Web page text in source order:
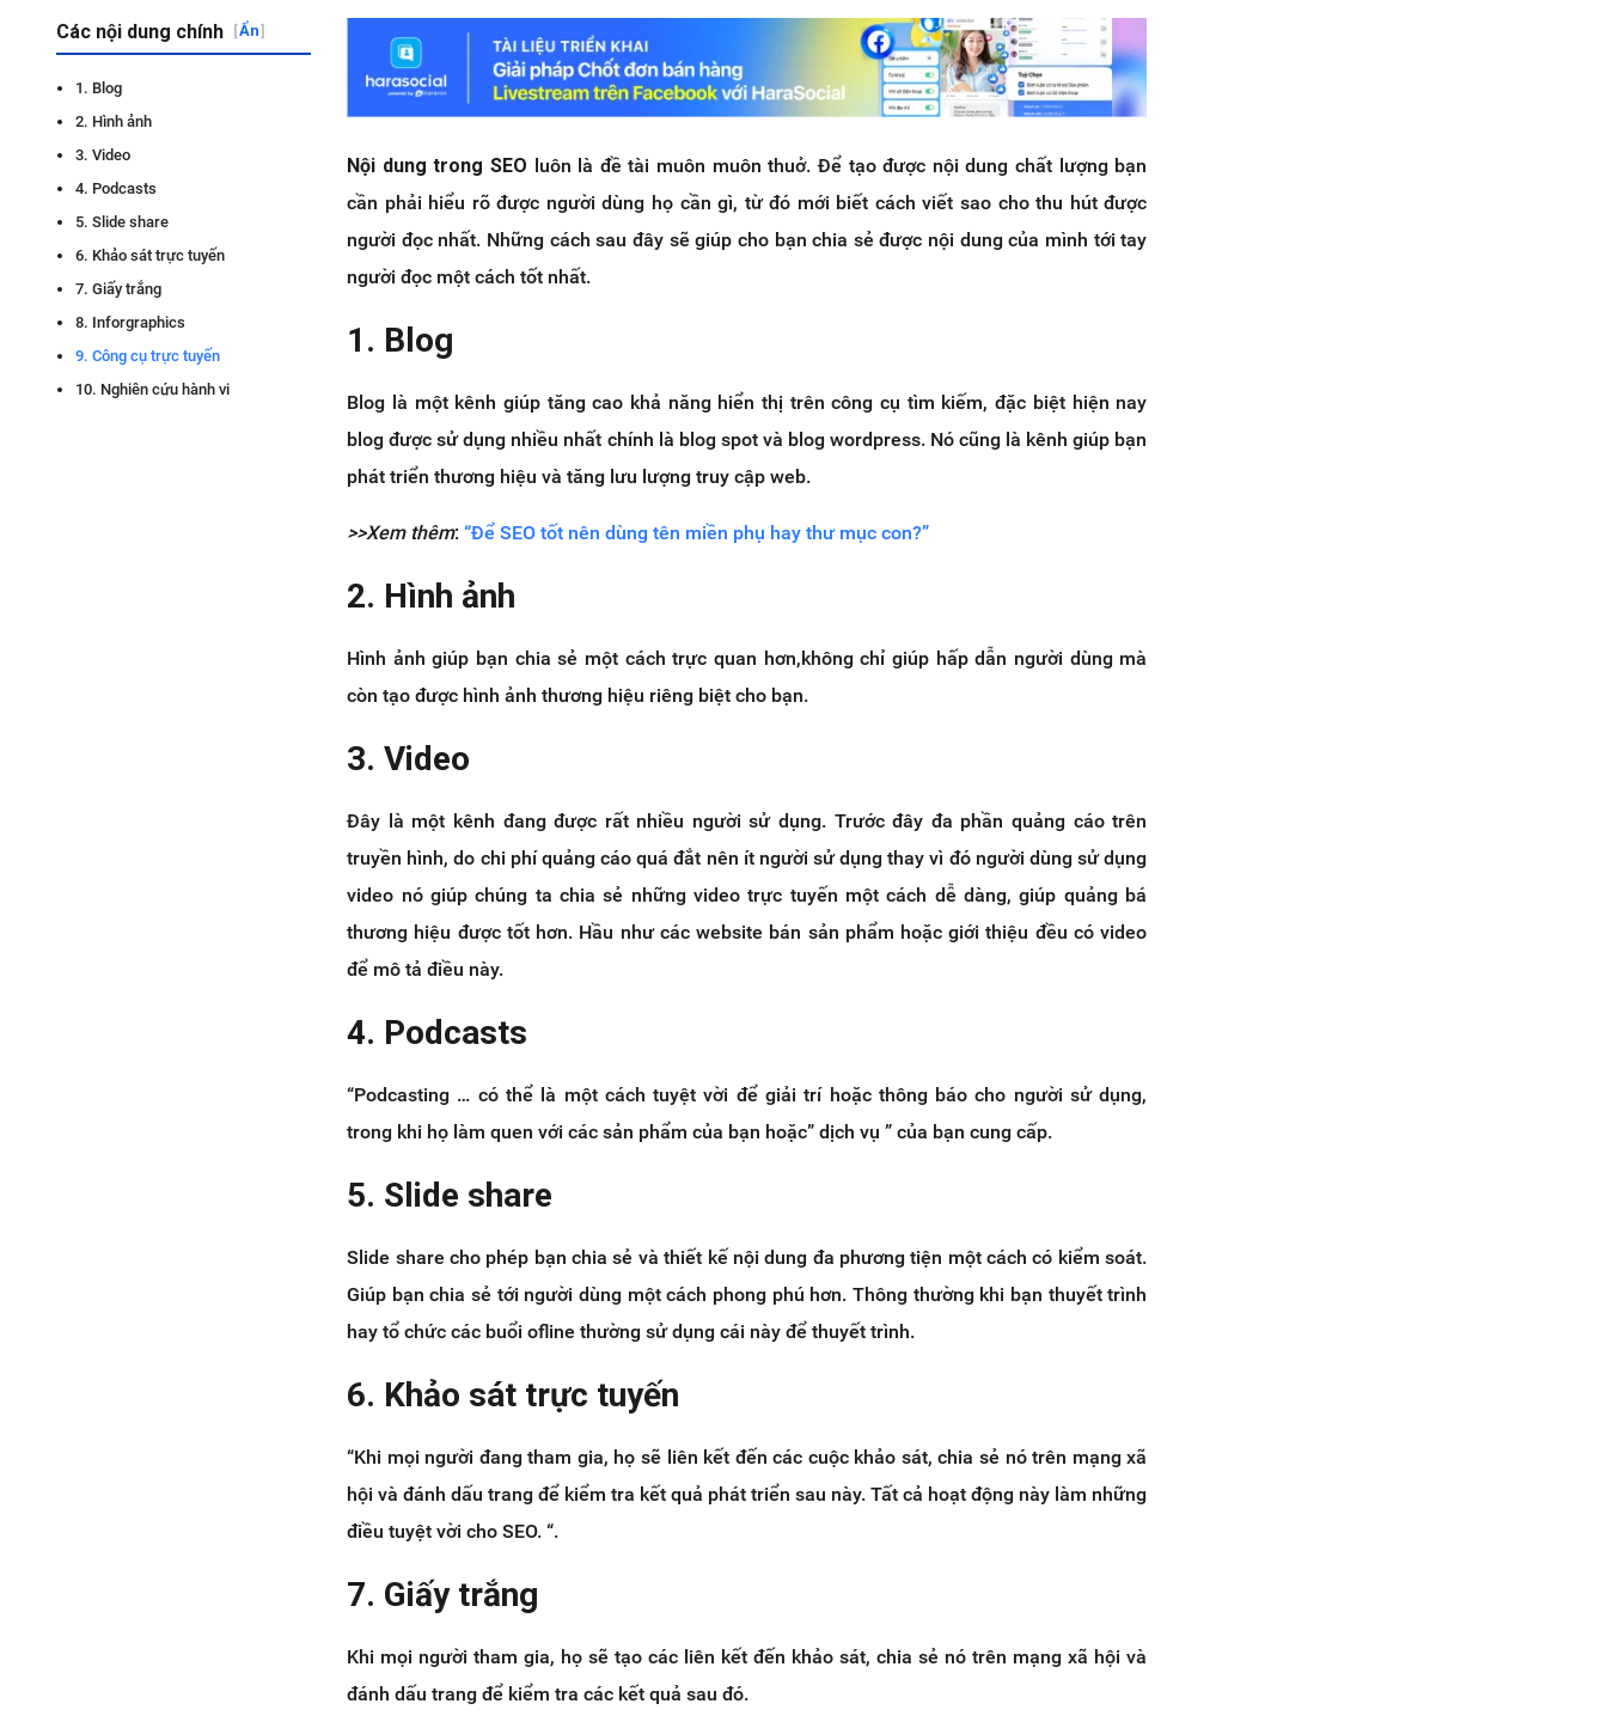
Các nội dung chính [Ẩn]
1. Blog
2. Hình ảnh
3. Video
4. Podcasts
5. Slide share
6. Khảo sát trực tuyến
7. Giấy trắng
8. Inforgraphics
9. Công cụ trực tuyến
10. Nghiên cứu hành vi
Nội dung trong SEO luôn là đề tài muôn muôn thuở. Để tạo được nội dung chất lượng bạn
cần phải hiểu rõ được người dùng họ cần gì, từ đó mới biết cách viết sao cho thu hút được
người đọc nhất. Những cách sau đây sẽ giúp cho bạn chia sẻ được nội dung của mình tới tay
người đọc một cách tốt nhất.
1. Blog
Blog là một kênh giúp tăng cao khả năng hiển thị trên công cụ tìm kiếm, đặc biệt hiện nay
blog được sử dụng nhiều nhất chính là blog spot và blog wordpress. Nó cũng là kênh giúp bạn
phát triển thương hiệu và tăng lưu lượng truy cập web.
>>Xem thêm:“Để SEO tốt nên dùng tên miền phụ hay thư mục con?”
2. Hình ảnh
Hình ảnh giúp bạn chia sẻ một cách trực quan hơn,không chỉ giúp hấp dẫn người dùng mà
còn tạo được hình ảnh thương hiệu riêng biệt cho bạn.
3. Video
Đây là một kênh đang được rất nhiều người sử dụng. Trước đây đa phần quảng cáo trên
truyền hình, do chi phí quảng cáo quá đắt nên ít người sử dụng thay vì đó người dùng sử dụng
video nó giúp chúng ta chia sẻ những video trực tuyến một cách dễ dàng, giúp quảng bá
thương hiệu được tốt hơn. Hầu như các website bán sản phẩm hoặc giới thiệu đều có video
để mô tả điều này.
4. Podcasts
“Podcasting … có thể là một cách tuyệt vời để giải trí hoặc thông báo cho người sử dụng,
trong khi họ làm quen với các sản phẩm của bạn hoặc” dịch vụ ” của bạn cung cấp.
5. Slide share
Slide share cho phép bạn chia sẻ và thiết kế nội dung đa phương tiện một cách có kiểm soát.
Giúp bạn chia sẻ tới người dùng một cách phong phú hơn. Thông thường khi bạn thuyết trình
hay tổ chức các buổi ofline thường sử dụng cái này để thuyết trình.
6. Khảo sát trực tuyến
“Khi mọi người đang tham gia, họ sẽ liên kết đến các cuộc khảo sát, chia sẻ nó trên mạng xã
hội và đánh dấu trang để kiểm tra kết quả phát triển sau này. Tất cả hoạt động này làm những
điều tuyệt vời cho SEO. “.
7. Giấy trắng
Khi mọi người tham gia, họ sẽ tạo các liên kết đến khảo sát, chia sẻ nó trên mạng xã hội và
đánh dấu trang để kiểm tra các kết quả sau đó.